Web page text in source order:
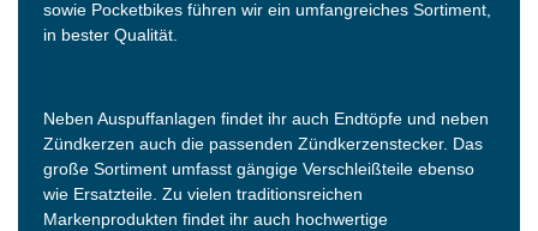
sowie Pocketbikes führen wir ein umfangreiches Sortiment,
in bester Qualität.
Neben Auspuffanlagen findet ihr auch Endtöpfe und neben
Zündkerzen auch die passenden Zündkerzenstecker. Das
große Sortiment umfasst gängige Verschleißteile ebenso
wie Ersatzteile. Zu vielen traditionsreichen
Markenprodukten findet ihr auch hochwertige